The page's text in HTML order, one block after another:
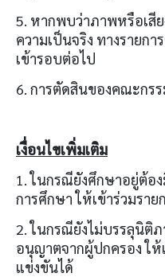
5. หากพบว่าภาพหรือเสี
ความเป็นจริง ทางรายก
เข้ารอบต่อไป
6. การตัดสินของคณะกร
เงื่อนไขเพิ่มเติม
1. ในกรณียังศึกษาอยู่ต้อ
การศึกษา ให้เข้าร่วมราย
2. ในกรณียังไม่บรรลุนิติ
อนุญาตจากผู้ปกครอง ให้
แข่งขันได้